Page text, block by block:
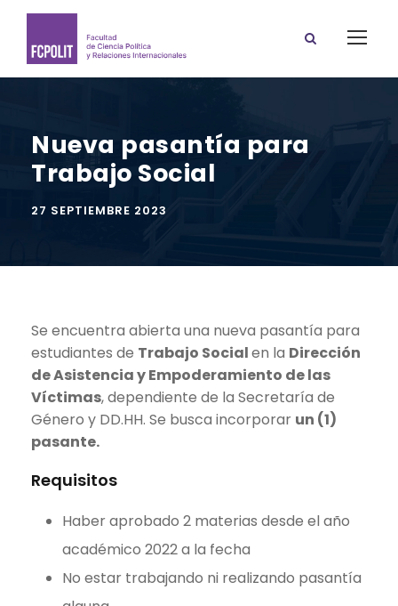
Nueva pasantía para
Trabajo Social
27 SEPTIEMBRE 2023
Se encuentra abierta una nueva pasantía para
estudiantes de Trabajo Socialen la Dirección
de Asistencia y Empoderamiento de las
Víctimas, dependiente de la Secretaría de
Género y DD.HH. Se busca incorporar un (1)
pasante.
Requisitos
Haber aprobado 2 materias desde el año
académico 2022 a la fecha
No estar trabajando ni realizando pasantía